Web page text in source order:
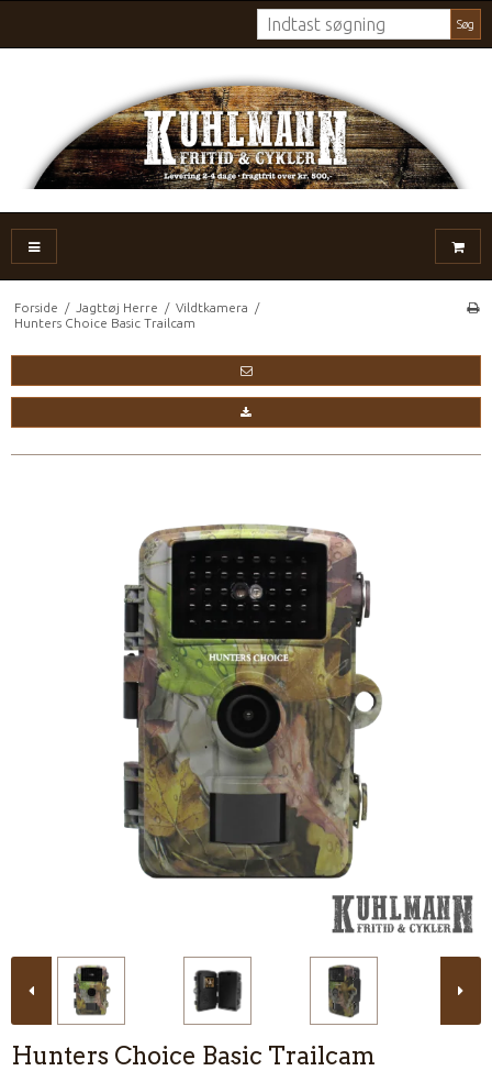
Søg
Forside / Jagttøj Herre / Vildtkamera
/
Hunters Choice Basic Trailcam
Hunters Choice Basic Trailcam